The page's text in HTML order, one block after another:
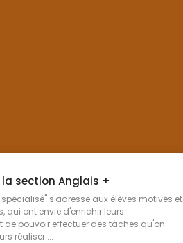
la section Anglais +
s'adresse aux élèves motivés et
qui ont envie d'enrichir leurs
de pouvoir effectuer des tâches qu'on
réaliser ...